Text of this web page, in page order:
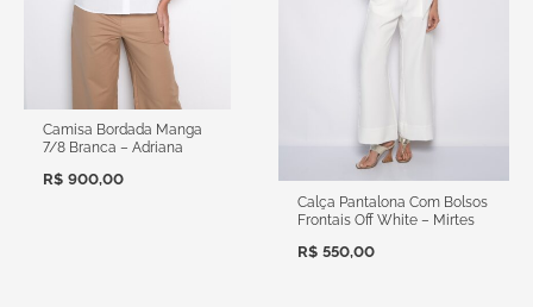
Camisa Bordada Manga
7/8 Branca – Adriana
R$ 900,00
Calça Pantalona Com Bolsos
Frontais Off White – Mirtes
R$ 550,00